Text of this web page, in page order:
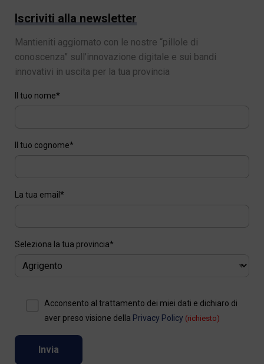
Iscriviti alla newsletter
Mantieniti aggiornato con le nostre “pillole di
conoscenza” sull’innovazione digitale e sui bandi
innovativi in uscita per la tua provincia
Il tuo nome*
Il tuo cognome*
La tua email*
Seleziona la tua provincia*
Acconsento al trattamento dei miei dati e dichiaro di
aver preso visione della Privacy Policy (richiesto)